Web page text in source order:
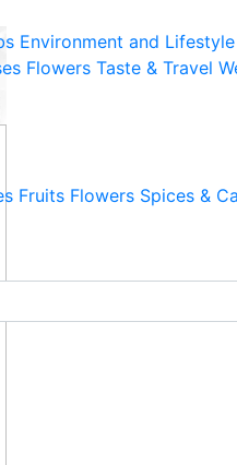
Environment and Lifestyle
Flowers Taste & Travel
Fruits Flowers Spices &